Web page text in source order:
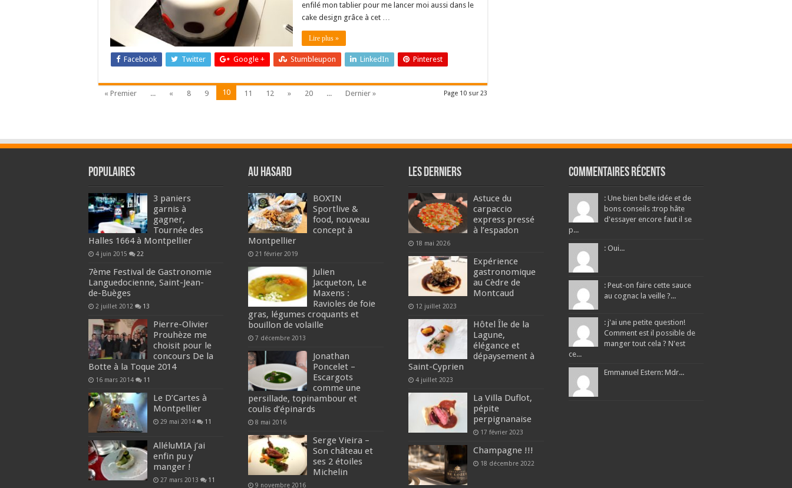
enfilé mon tablier pour me lancer moi aussi dans le
cake design grâce à cet …
Lire plus »
Facebook Twitter Google + Stumbleupon LinkedIn Pinterest
Page 10 sur 23
« Premier ... « 8 9 10 11 12 » 20 ... Dernier »
Populaires
3 paniers
garnis à
gagner,
Tournée des
Halles 1664 à Montpellier
4 juin 2015 22
7ème Festival de Gastronomie
Languedocienne, Saint-Jean-
de-Buèges
2 juillet 2012 13
Pierre-Olivier
Prouhèze me
choisit pour le
concours De la
Botte à la Toque 2014
16 mars 2014 11
Le D’Cartes à
Montpellier
29 mai 2014 11
AlléluMIA j’ai
enfin pu y
manger !
27 mars 2013 11
Au hasard
BOX’IN
Sportlive &
food, nouveau
concept à
Montpellier
21 février 2019
Julien
Jacqueton, Le
Maxens :
Ravioles de foie
gras, légumes croquants et
bouillon de volaille
7 décembre 2013
Jonathan
Poncelet –
Escargots
comme une
persillade, topinambour et
coulis d’épinards
8 mai 2016
Serge Vieira –
Son château et
ses 2 étoiles
Michelin
9 novembre 2016
Les derniers
Astuce du
carpaccio
express pressé
à l’espadon
18 mai 2026
Expérience
gastronomique
au Cèdre de
Montcaud
12 juillet 2023
Hôtel Île de la
Lagune,
élégance et
dépaysement à
Saint-Cyprien
4 juillet 2023
La Villa Duflot,
pépite
perpignanaise
17 février 2023
Champagne !!!
18 décembre 2022
Commentaires récents
: Une bien belle idée et de
bons conseils :trop hâte
d'essayer encore faut il se
p...
: Oui...
: Peut-on faire cette sauce
au cognac la veille ?...
: j'ai une petite question!
Comment est il possible de
manger tout cela ? N'est
ce...
Emmanuel Estern: Mdr...